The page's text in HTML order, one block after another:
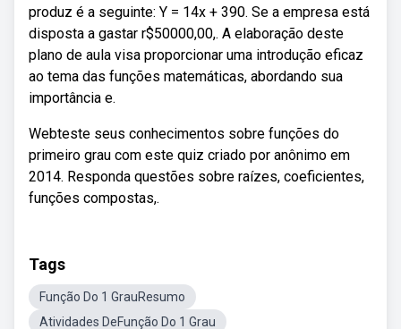
produz é a seguinte: Y = 14x + 390. Se a empresa está
disposta a gastar r$50000,00,. A elaboração deste
plano de aula visa proporcionar uma introdução eficaz
ao tema das funções matemáticas, abordando sua
importância e.
Webteste seus conhecimentos sobre funções do
primeiro grau com este quiz criado por anônimo em
2014. Responda questões sobre raízes, coeficientes,
funções compostas,.
Tags
Função Do 1 GrauResumo
Atividades DeFunção Do 1 Grau